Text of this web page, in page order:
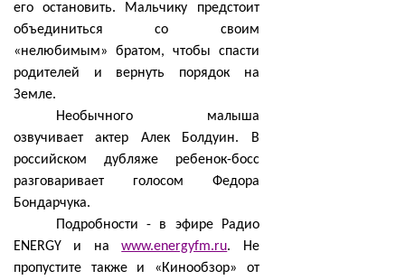
его остановить. Мальчику предстоит
объединиться со своим
«нелюбимым» братом, чтобы спасти
родителей и вернуть порядок на
Земле.
Необычного малыша
озвучивает актер Алек Болдуин. В
российском дубляже ребенок-босс
разговаривает голосом Федора
Бондарчука.
Подробности - в эфире Радио
ENERGY и наwww.energyfm.ru. Не
пропустите также и «Кинообзор» от